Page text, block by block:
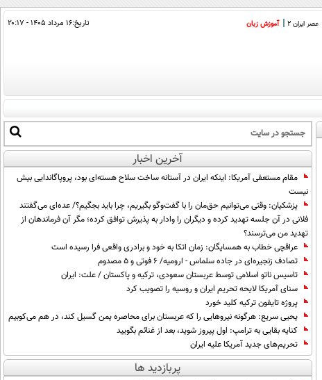
عصر ایران 2 آموزش زبان تاریخ:۱۶ مرداد ۱۴۰۵ - ۲۰:۱۷
آخرین اخبار
مقام مستعفی آمریکا: اینکه ایران در آستانه ساخت سلاح هسته‌ای بود، پروپاگاندایی بیش
نیست
پزشکیان: وقتی می‌توانیم حق‌مان را با گفت‌وگو بگیریم، چرا باید بجگیم؟/ عده‌ای می‌گفتند
فلانی در آن جلسه تهدید کرده و دیگران را وادار به پذیرش توافق کرده؛ مگر آن فرماندهان از
تهدید من می‌ترسند؟
عراقچی خطاب به همسایگان: زمان اتکا به خود و برادری واقعی فرا رسیده است
تصادف زنجیره‌ای در جاده سلماس - ارومیه/ ۶ فوتی و ۵ مصدوم
تاسیس ناتو اسلامی توسط عربستان سعودی، ترکیه و پاکستان / علت: ایران
سنای آمریکا لایحه تحریم ایران و روسیه را تصویب کرد
پروژه تایفون ترکیه کلید خورد
یحیی سریع: هرگونه نیروهایی را که عربستان برای محاصره یمن گسیل کند، در هم می‌کوبیم
کنایه بقایی به ترامپ: اول پیروز شوید، بعد از غنائم بگویید
تحریم‌های جدید آمریکا علیه ایران
پربازدید ها